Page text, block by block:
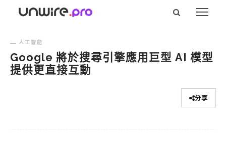
人工智能
Google 將於搜尋引擎應用巨型 AI 模型
提供更直接互動
分享